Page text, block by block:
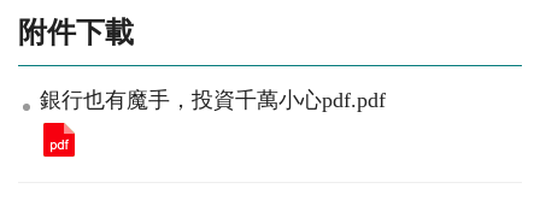
附件下載
銀行也有魔手，投資千萬小心pdf.pdf